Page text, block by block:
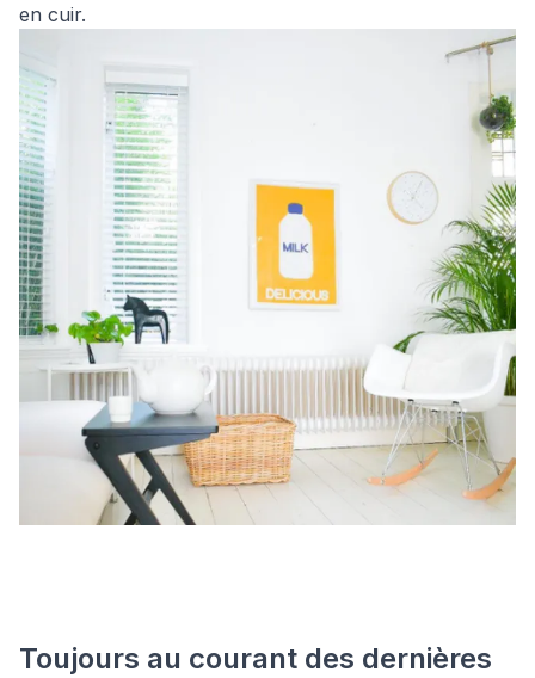
en cuir.
Toujours au courant des dernières